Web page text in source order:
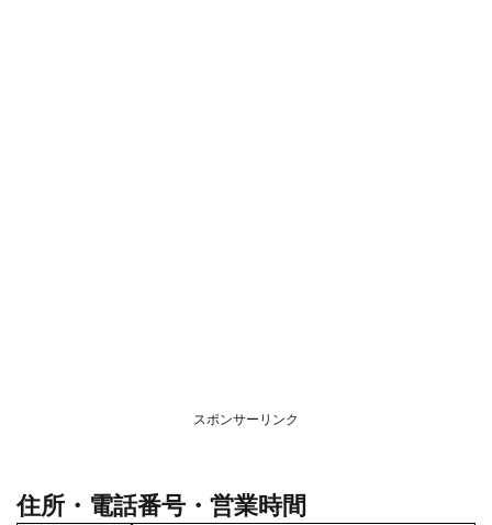
スト
スポンサーリンク
住所・電話番号・営業時間